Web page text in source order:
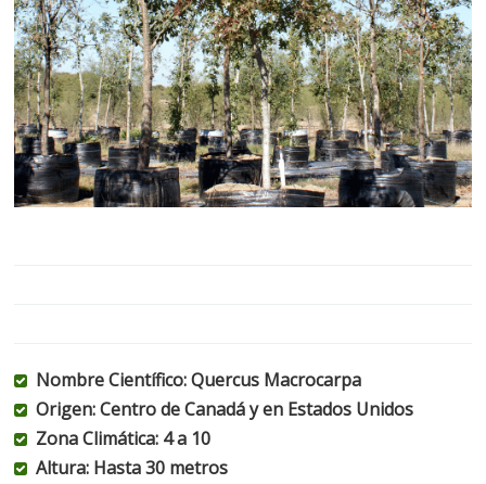
Nombre Científico: Quercus Macrocarpa
Origen: Centro de Canadá y en Estados Unidos
Zona Climática: 4 a 10
Altura: Hasta 30 metros